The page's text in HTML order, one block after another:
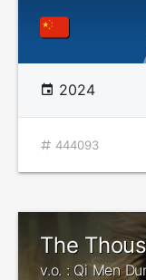
2024
444093
The
v.o. : Qi Men